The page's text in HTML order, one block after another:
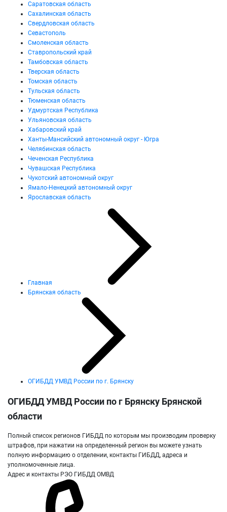
Саратовская область
Сахалинская область
Свердловская область
Севастополь
Смоленская область
Ставропольский край
Тамбовская область
Тверская область
Томская область
Тульская область
Тюменская область
Удмуртская Республика
Ульяновская область
Хабаровский край
Ханты-Мансийский автономный округ - Югра
Челябинская область
Чеченская Республика
Чувашская Республика
Чукотский автономный округ
Ямало-Ненецкий автономный округ
Ярославская область
Главная
Брянская область
ОГИБДД УМВД России по г. Брянску
ОГИБДД УМВД России по г Брянску Брянской
области
Полный список регионов ГИБДД по которым мы производим проверку
штрафов, при нажатии на определенный регион вы можете узнать
полную информацию о отделении, контакты ГИБДД, адреса и
уполномоченные лица.
Адрес и контакты РЭО ГИБДД ОМВД